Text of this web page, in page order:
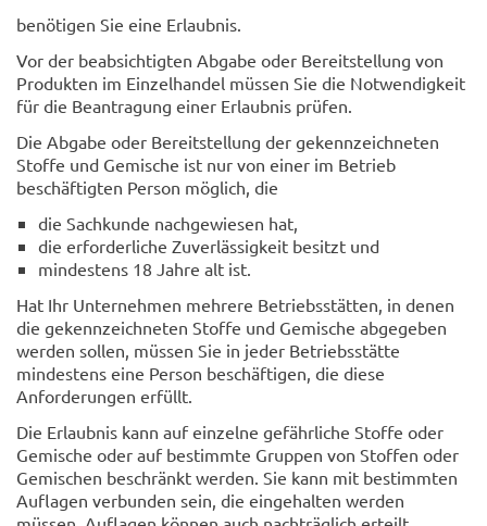
benötigen Sie eine Erlaubnis.
Vor der beabsichtigten Abgabe oder Bereitstellung von
Produkten im Einzelhandel müssen Sie die Notwendigkeit
für die Beantragung einer Erlaubnis prüfen.
Die Abgabe oder Bereitstellung der gekennzeichneten
Stoffe und Gemische ist nur von einer im Betrieb
beschäftigten Person möglich, die
die Sachkunde nachgewiesen hat,
die erforderliche Zuverlässigkeit besitzt und
mindestens 18 Jahre alt ist.
Hat Ihr Unternehmen mehrere Betriebsstätten, in denen
die gekennzeichneten Stoffe und Gemische abgegeben
werden sollen, müssen Sie in jeder Betriebsstätte
mindestens eine Person beschäftigen, die diese
Anforderungen erfüllt.
Die Erlaubnis kann auf einzelne gefährliche Stoffe oder
Gemische oder auf bestimmte Gruppen von Stoffen oder
Gemischen beschränkt werden. Sie kann mit bestimmten
Auflagen verbunden sein, die eingehalten werden